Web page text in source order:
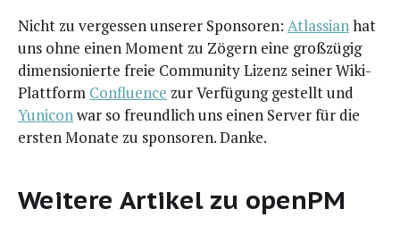
Nicht zu ver­ges­sen unse­rer Spon­so­ren: Atlas­si­anhat
uns ohne einen Moment zu Zögern eine groß­zü­gig
dimen­sio­nier­te freie Com­mu­ni­ty Lizenz sei­ner Wiki-
Platt­form Con­fluence zur Ver­fü­gung gestellt und
Yuni­conwar so freund­lich uns einen Ser­ver für die
ers­ten Mona­te zu spon­so­ren. Danke.
Weitere Artikel zu openPM